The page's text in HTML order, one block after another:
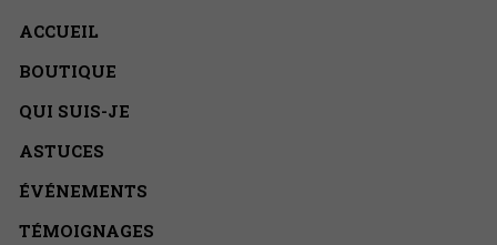
ACCUEIL
BOUTIQUE
QUI SUIS-JE
ASTUCES
ÉVÉNEMENTS
TÉMOIGNAGES